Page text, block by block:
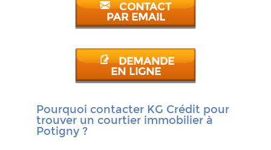
CONTACT
PAR EMAIL
DEMANDE
EN LIGNE
Pourquoi contacter KG Crédit pour
trouver un courtier immobilier à
Potigny ?